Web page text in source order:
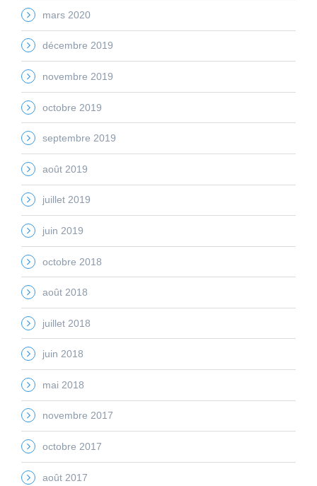
mars 2020
décembre 2019
novembre 2019
octobre 2019
septembre 2019
août 2019
juillet 2019
juin 2019
octobre 2018
août 2018
juillet 2018
juin 2018
mai 2018
novembre 2017
octobre 2017
août 2017